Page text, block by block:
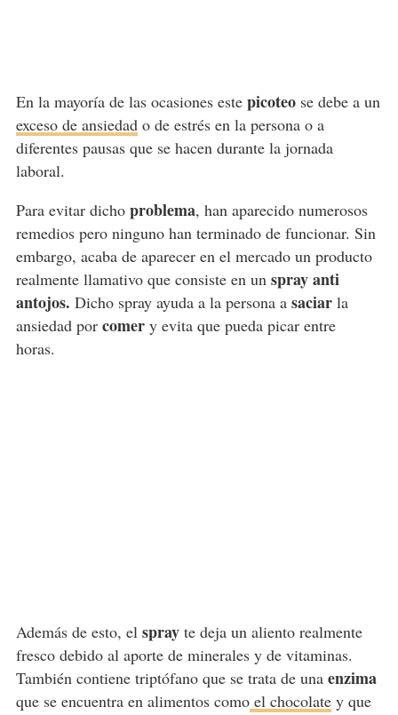
En la mayoría de las ocasiones este picoteose debe a un
exceso de ansiedado de estrés en la persona o a
diferentes pausas que se hacen durante la jornada
laboral.
Para evitar dichoproblema, han aparecido numerosos
remedios pero ninguno han terminado de funcionar. Sin
embargo, acaba de aparecer en el mercado un producto
realmente llamativo que consiste en unspray anti
antojos. Dicho spray ayuda a la persona a saciarla
ansiedad porcomery evita que pueda picar entre
horas.
Además de esto, elsprayte deja un aliento realmente
fresco debido al aporte de minerales y de vitaminas.
También contiene triptófano que se trata de una enzima
que se encuentra en alimentos comoel chocolatey que